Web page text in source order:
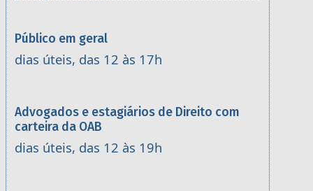
Público em geral
dias úteis, das 12 às 17h
Advogados e estagiários de Direito com
carteira da OAB
dias úteis, das 12 às 19h